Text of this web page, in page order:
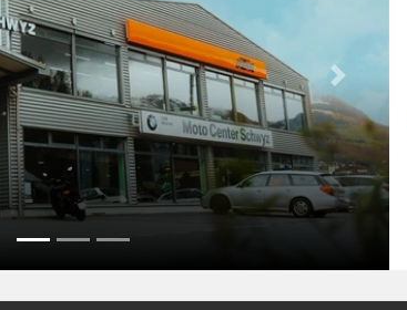
Next